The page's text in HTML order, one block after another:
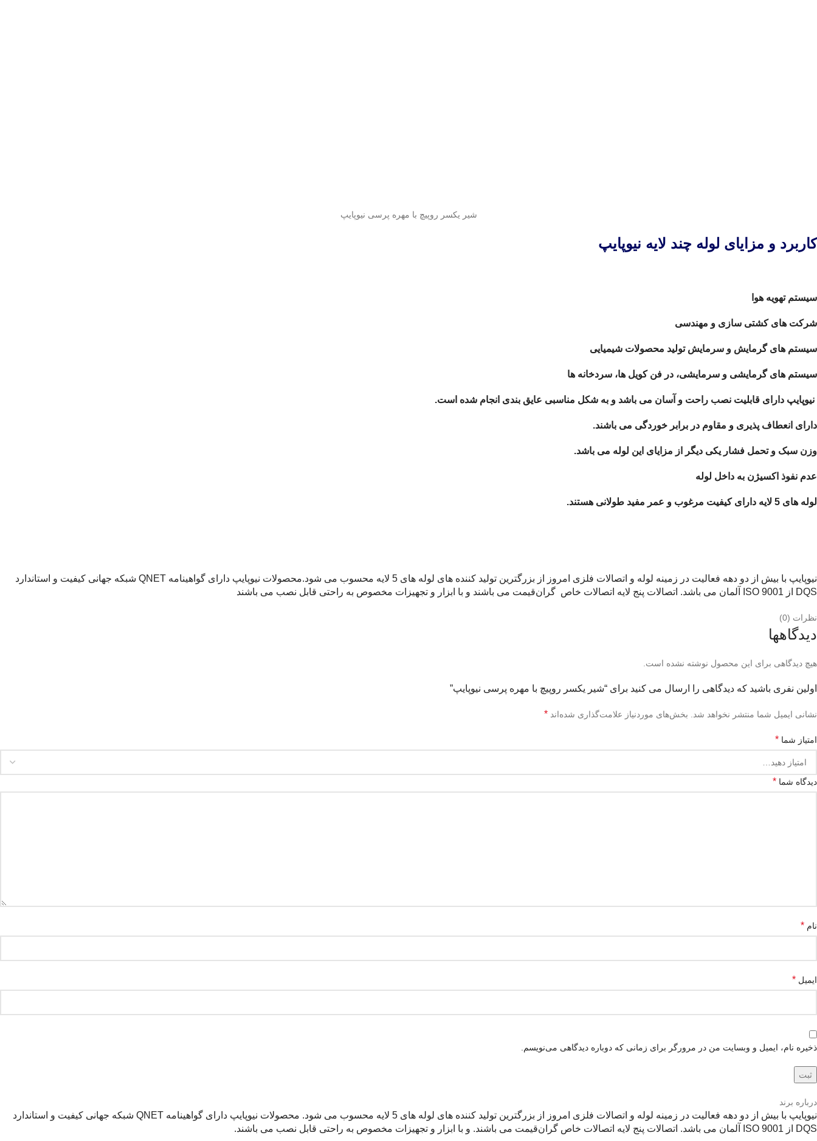
شیر یکسر روپیچ با مهره پرسی نیوپایپ
کاربرد و مزایای لوله چند لایه نیوپایپ
سیستم تهویه هوا
شرکت های کشتی سازی و مهندسی
سیستم های گرمایش و سرمایش تولید محصولات شیمیایی
سیستم های گرمایشی و سرمایشی، در فن کویل ها، سردخانه ها
نیوپایپ دارای قابلیت نصب راحت و آسان می باشد و به شکل مناسبی عایق بندی انجام شده است.
دارای انعطاف پذیری و مقاوم در برابر خوردگی می باشند.
وزن سبک و تحمل فشار یکی دیگر از مزایای این لوله می باشد.
عدم نفوذ اکسیژن به داخل لوله
لوله های 5 لایه دارای کیفیت مرغوب و عمر مفید طولانی هستند.
نیوپایپ با بیش از دو دهه فعالیت در زمینه لوله و اتصالات فلزی امروز از بزرگترین تولید کننده های لوله های 5 لایه محسوب می شود.محصولات نیوپایپ دارای گواهینامه QNET شبکه جهانی کیفیت و استاندارد
DQS از ISO 9001 آلمان می باشد. اتصالات پنج لایه اتصالات خاص گران‌قیمت می باشند و با ابزار و تجهیزات مخصوص به راحتی قابل نصب می باشند
نظرات (0)
دیدگاهها
هیچ دیدگاهی برای این محصول نوشته نشده است.
اولین نفری باشید که دیدگاهی را ارسال می کنید برای “شیر یکسر روپیچ با مهره پرسی نیوپایپ”
نشانی ایمیل شما منتشر نخواهد شد. بخش‌های موردنیاز علامت‌گذاری شده‌اند *
امتیاز شما *
دیدگاه شما *
نام *
ایمیل *
ذخیره نام، ایمیل و وبسایت من در مرورگر برای زمانی که دوباره دیدگاهی می‌نویسم.
درباره برند
نیوپایپ با بیش از دو دهه فعالیت در زمینه لوله و اتصالات فلزی امروز از بزرگترین تولید کننده های لوله های 5 لایه محسوب می شود. محصولات نیوپایپ دارای گواهینامه QNET شبکه جهانی کیفیت و استاندارد
DQS از ISO 9001 آلمان می باشد. اتصالات پنج لایه اتصالات خاص گران‌قیمت می باشند. و با ابزار و تجهیزات مخصوص به راحتی قابل نصب می باشند.